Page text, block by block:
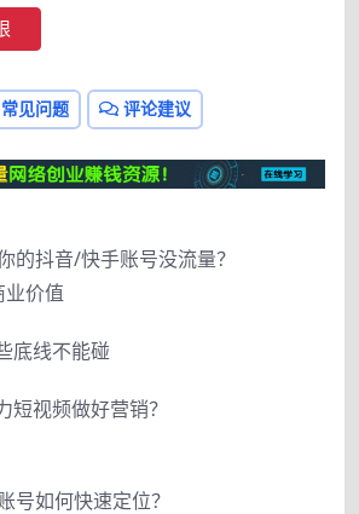
常见问题 评论建议
抖音/快手账号没流量？
价值
底线不能碰
短视频做好营销？
如何快速定位？